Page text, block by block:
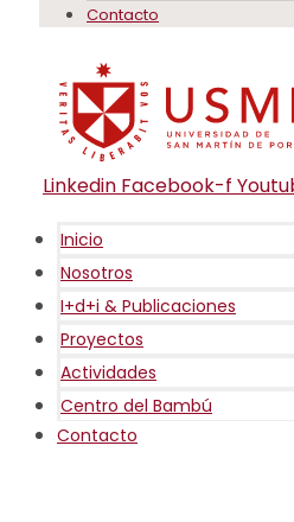
Contacto
Linkedin Facebook-f
Inicio
Nosotros
I+d+i & Publicaciones
Proyectos
Actividades
Centro del Bambú
Contacto